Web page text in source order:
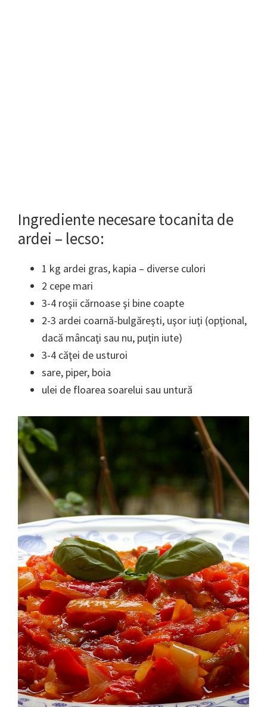
Ingrediente necesare tocanita de
ardei – lecso:
1 kg ardei gras, kapia – diverse culori
2 cepe mari
3-4 roşii cărnoase şi bine coapte
2-3 ardei coarnă-bulgăreşti, uşor iuţi (opţional,
dacă mâncaţi sau nu, puţin iute)
3-4 căţei de usturoi
sare, piper, boia
ulei de floarea soarelui sau untură